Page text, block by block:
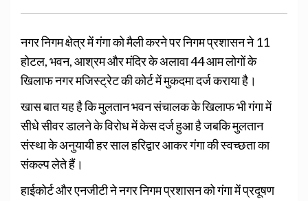
नगर निगम क्षेत्र में गंगा को मैली करने पर निगम प्रशासन ने 11
होटल, भवन, आश्रम और मंदिर के अलावा 44 आम लोगों के
खिलाफ नगर मजिस्ट्रेट की कोर्ट में मुकदमा दर्ज कराया है।
खास बात यह है कि मुलतान भवन संचालक के खिलाफ भी गंगा में
सीधे सीवर डालने के विरोध में केस दर्ज हुआ है जबकि मुलतान
संस्था के अनुयायी हर साल हरिद्वार आकर गंगा की स्वच्छता का
संकल्प लेते हैं।
हाईकोर्ट और एनजीटी ने नगर निगम प्रशासन को गंगा में प्रदूषण